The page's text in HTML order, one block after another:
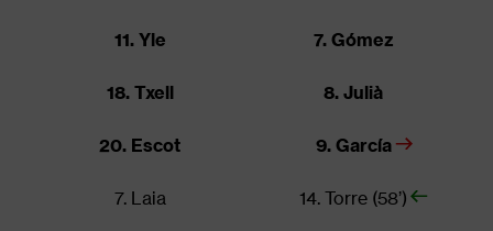
11. Yle
18. Txell
20. Escot
7. Laia
7. Gómez
8. Julià
9. García
14. Torre (58’)